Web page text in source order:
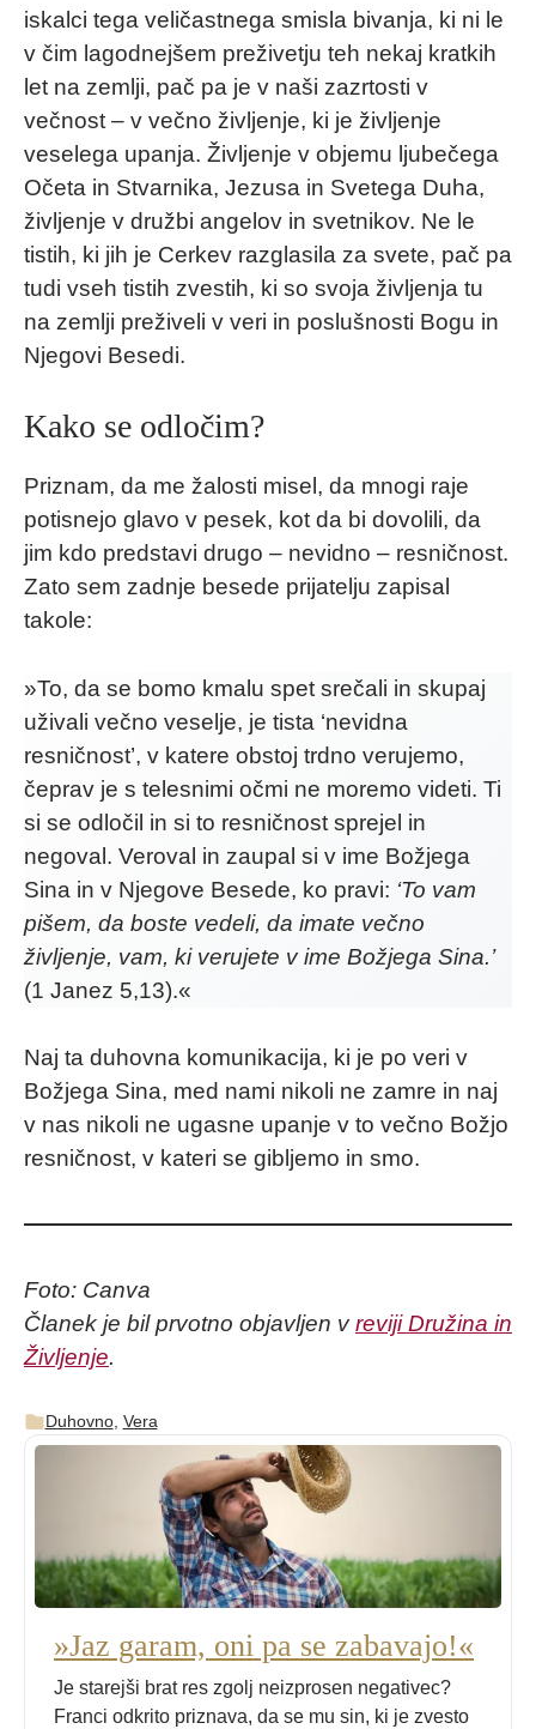
iskalci tega veličastnega smisla bivanja, ki ni le
v čim lagodnejšem preživetju teh nekaj kratkih
let na zemlji, pač pa je v naši zazrtosti v
večnost – v večno življenje, ki je življenje
veselega upanja. Življenje v objemu ljubečega
Očeta in Stvarnika, Jezusa in Svetega Duha,
življenje v družbi angelov in svetnikov. Ne le
tistih, ki jih je Cerkev razglasila za svete, pač pa
tudi vseh tistih zvestih, ki so svoja življenja tu
na zemlji preživeli v veri in poslušnosti Bogu in
Njegovi Besedi.
Kako se odločim?
Priznam, da me žalosti misel, da mnogi raje
potisnejo glavo v pesek, kot da bi dovolili, da
jim kdo predstavi drugo – nevidno – resničnost.
Zato sem zadnje besede prijatelju zapisal
takole:
»To, da se bomo kmalu spet srečali in skupaj
uživali večno veselje, je tista ‘nevidna
resničnost’, v katere obstoj trdno verujemo,
čeprav je s telesnimi očmi ne moremo videti. Ti
si se odločil in si to resničnost sprejel in
negoval. Veroval in zaupal si v ime Božjega
Sina in v Njegove Besede, ko pravi: ‘To vam
pišem, da boste vedeli, da imate večno
življenje, vam, ki verujete v ime Božjega Sina.’
(1 Janez 5,13).«
Naj ta duhovna komunikacija, ki je po veri v
Božjega Sina, med nami nikoli ne zamre in naj
v nas nikoli ne ugasne upanje v to večno Božjo
resničnost, v kateri se gibljemo in smo.
Foto: Canva
Članek je bil prvotno objavljen vreviji Družina in
Življenje.
Duhovno, Vera
»Jaz garam, oni pa se zabavajo!«
Je starejši brat res zgolj neizprosen negativec?
Franci odkrito priznava, da se mu sin, ki je zvesto